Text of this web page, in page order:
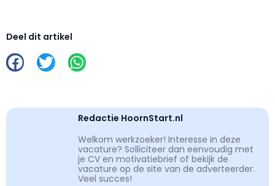
Deel dit artikel
Redactie HoornStart.nl
Welkom werkzoeker! Interesse in deze
vacature? Solliciteer dan eenvoudig met
je CV en motivatiebrief of bekijk de
vacature op de site van de adverteerder.
Veel succes!